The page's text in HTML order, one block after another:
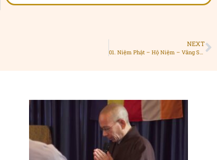
NEXT
01. Niệm Phật – Hộ Niệm – Vãng Sanh Vấn Đáp (Y Pháp Bất Y Nhân)